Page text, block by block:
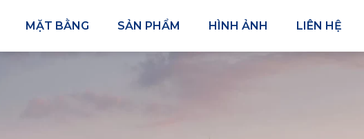
MẶT BẰNG SẢN PHẨM HÌNH ẢNH LIÊN HỆ